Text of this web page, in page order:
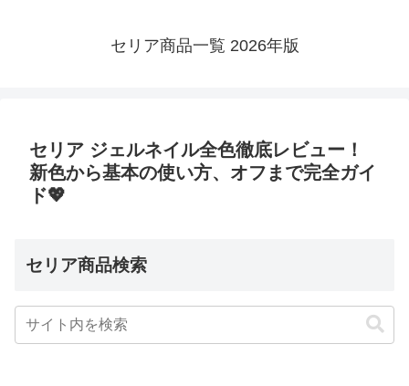
セリア商品一覧 2026年版
セリア ジェルネイル全色徹底レビュー！
新色から基本の使い方、オフまで完全ガイ
ド💖
セリア商品検索